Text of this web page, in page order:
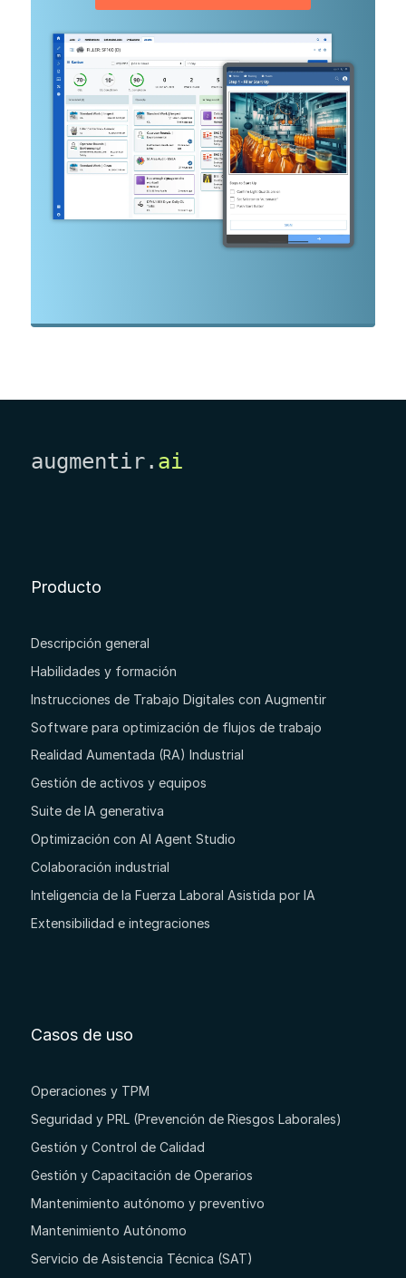
augmentir. ai
Producto
Descripción general
Habilidades y formación
Instrucciones de Trabajo Digitales con Augmentir
Software para optimización de flujos de trabajo
Realidad Aumentada (RA) Industrial
Gestión de activos y equipos
Suite de IA generativa
Optimización con AI Agent Studio
Colaboración industrial
Inteligencia de la Fuerza Laboral Asistida por IA
Extensibilidad e integraciones
Casos de uso
Operaciones y TPM
Seguridad y PRL (Prevención de Riesgos Laborales)
Gestión y Control de Calidad
Gestión y Capacitación de Operarios
Mantenimiento autónomo y preventivo
Mantenimiento Autónomo
Servicio de Asistencia Técnica (SAT)